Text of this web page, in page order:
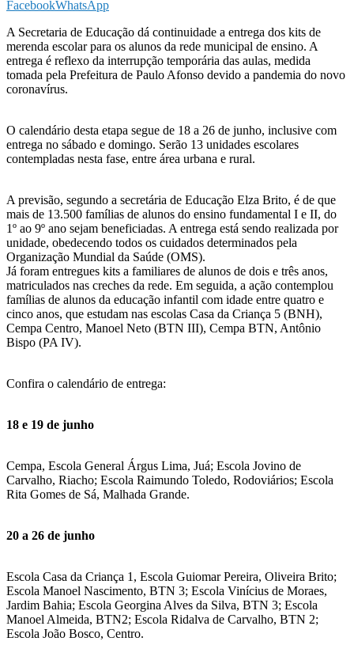
FacebookWhatsApp
A Secretaria de Educação dá continuidade a entrega dos kits de
merenda escolar para os alunos da rede municipal de ensino. A
entrega é reflexo da interrupção temporária das aulas, medida
tomada pela Prefeitura de Paulo Afonso devido a pandemia do novo
coronavírus.
O calendário desta etapa segue de 18 a 26 de junho, inclusive com
entrega no sábado e domingo. Serão 13 unidades escolares
contempladas nesta fase, entre área urbana e rural.
A previsão, segundo a secretária de Educação Elza Brito, é de que
mais de 13.500 famílias de alunos do ensino fundamental I e II, do
1º ao 9º ano sejam beneficiadas. A entrega está sendo realizada por
unidade, obedecendo todos os cuidados determinados pela
Organização Mundial da Saúde (OMS).
Já foram entregues kits a familiares de alunos de dois e três anos,
matriculados nas creches da rede. Em seguida, a ação contemplou
famílias de alunos da educação infantil com idade entre quatro e
cinco anos, que estudam nas escolas Casa da Criança 5 (BNH),
Cempa Centro, Manoel Neto (BTN III), Cempa BTN, Antônio
Bispo (PA IV).
Confira o calendário de entrega:
18 e 19 de junho
Cempa, Escola General Árgus Lima, Juá; Escola Jovino de
Carvalho, Riacho; Escola Raimundo Toledo, Rodoviários; Escola
Rita Gomes de Sá, Malhada Grande.
20 a 26 de junho
Escola Casa da Criança 1, Escola Guiomar Pereira, Oliveira Brito;
Escola Manoel Nascimento, BTN 3; Escola Vinícius de Moraes,
Jardim Bahia; Escola Georgina Alves da Silva, BTN 3; Escola
Manoel Almeida, BTN2; Escola Ridalva de Carvalho, BTN 2;
Escola João Bosco, Centro.